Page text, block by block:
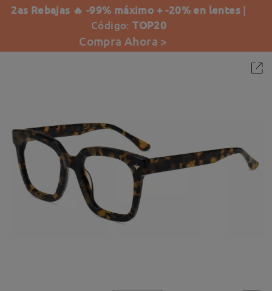
2as Rebajas 🔥 -99% máximo + -20% en lentes |
Código:TOP20
Compra Ahora >